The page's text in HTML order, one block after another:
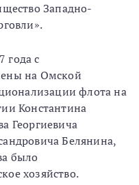
Западно-
года с
на Омской
флота на
Константина
Георгиевича
Белянина,
было
хозяйство.